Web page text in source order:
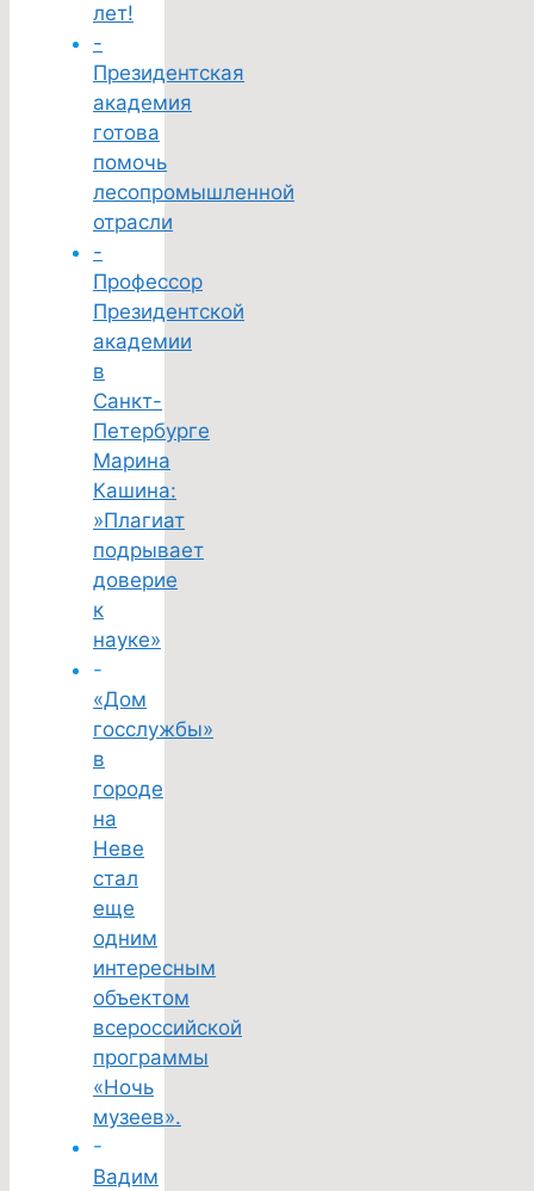
лет!
-
Президентская
академия
готова
помочь
лесопромышленной
отрасли
-
Профессор
Президентской
академии
в
Санкт-
Петербурге
Марина
Кашина:
»Плагиат
подрывает
доверие
к
науке»
-
«Дом
госслужбы»
в
городе
на
Неве
стал
еще
одним
интересным
объектом
всероссийской
программы
«Ночь
музеев».
-
Вадим